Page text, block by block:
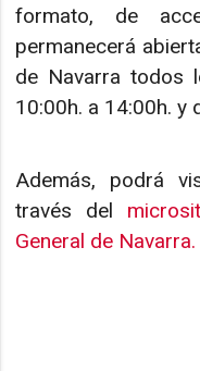
formato, de
permanecerá
de Navarra todos
10:00h. a 14:00h. y
Además, podrá
través del
General de Navarra.